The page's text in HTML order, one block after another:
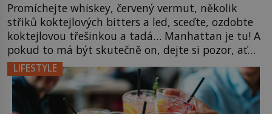
Promíchejte whiskey, červený vermut, několik
střiků koktejlových bitters a led, sceďte, ozdobte
koktejlovou třešinkou a tadá… Manhattan je tu! A
pokud to má být skutečně on, dejte si pozor, ať
místo klasické americké rye whiskey či klidně
bourbonu nepoužijete skotskou whisku. Co se
stane? Inu, koktejl bude stále skvělý, ale už to
nebude Manhattan ale […]
LIFESTYLE